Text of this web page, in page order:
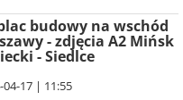
budowy na wschód
- zdjęcia A2 Mińsk
- Siedlce
04-17 | 11:55